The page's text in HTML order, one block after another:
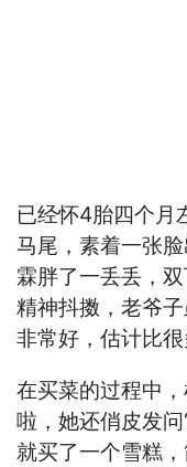
已经怀4胎四个月
马尾，素着一张
霖胖了一丢丢，
精神抖擞，老爷
非常好，估计比很
在买菜的过程中
啦，她还俏皮发
就买了一个雪糕